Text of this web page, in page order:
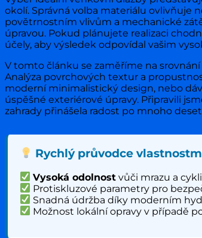
okolí. Správná volba materiálu ovlivňuje
povětrnostním vlivům a mechanické
úpravou. Pokud plánujete realizaci
účely, aby výsledek odpovídal vašim
V tomto článku se zaměříme na
Analýza povrchových textur a
moderní minimalistický design, nebo
úspěšné exteriérové úpravy. Připravili
zahrady přinášela radost po mnoho
Rychlý průvodce
Vysoká odolnost vůči mrazu a
Protiskluzové parametry pro
Snadná údržba díky moderním
Možnost lokální opravy v případě